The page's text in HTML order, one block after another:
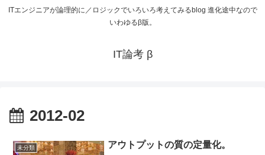
ITエンジニアが論理的に／ロジックでいろいろ考えてみるblog 進化途中なので
いわゆるβ版。
IT論考 β
2012-02
未分類 アウトプットの質の定量化。